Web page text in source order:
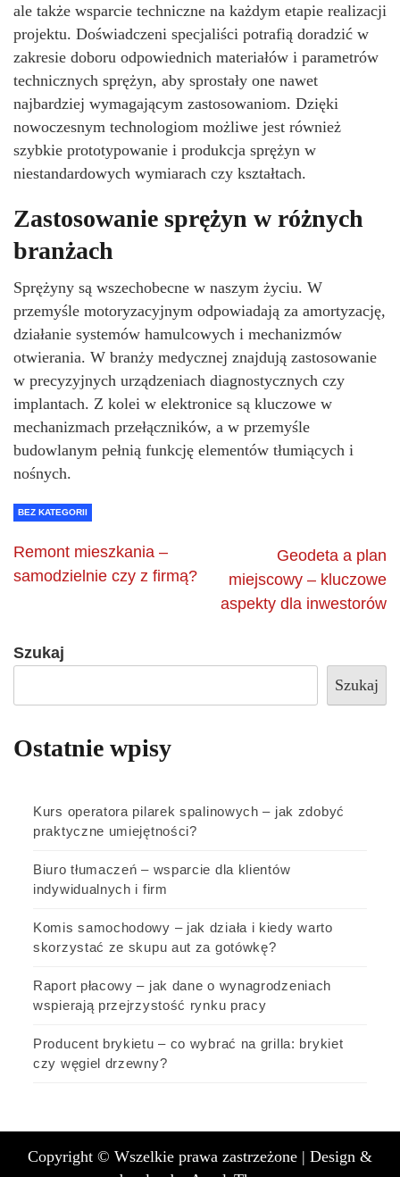
ale także wsparcie techniczne na każdym etapie realizacji
projektu. Doświadczeni specjaliści potrafią doradzić w
zakresie doboru odpowiednich materiałów i parametrów
technicznych sprężyn, aby sprostały one nawet
najbardziej wymagającym zastosowaniom. Dzięki
nowoczesnym technologiom możliwe jest również
szybkie prototypowanie i produkcja sprężyn w
niestandardowych wymiarach czy kształtach.
Zastosowanie sprężyn w różnych
branżach
Sprężyny są wszechobecne w naszym życiu. W
przemyśle motoryzacyjnym odpowiadają za amortyzację,
działanie systemów hamulcowych i mechanizmów
otwierania. W branży medycznej znajdują zastosowanie
w precyzyjnych urządzeniach diagnostycznych czy
implantach. Z kolei w elektronice są kluczowe w
mechanizmach przełączników, a w przemyśle
budowlanym pełnią funkcję elementów tłumiących i
nośnych.
BEZ KATEGORII
Remont mieszkania –
samodzielnie czy z firmą?
Geodeta a plan
miejscowy – kluczowe
aspekty dla inwestorów
Szukaj
Szukaj
Ostatnie wpisy
Kurs operatora pilarek spalinowych – jak zdobyć
praktyczne umiejętności?
Biuro tłumaczeń – wsparcie dla klientów
indywidualnych i firm
Komis samochodowy – jak działa i kiedy warto
skorzystać ze skupu aut za gotówkę?
Raport płacowy – jak dane o wynagrodzeniach
wspierają przejrzystość rynku pracy
Producent brykietu – co wybrać na grilla: brykiet
czy węgiel drzewny?
Copyright © Wszelkie prawa zastrzeżone | Design &